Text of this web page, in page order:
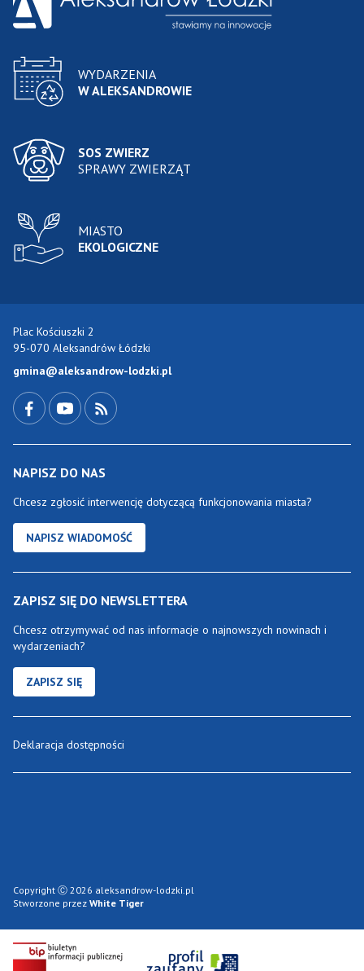
WYDARZENIA
W ALEKSANDROWIE
SOS ZWIERZ
SPRAWY ZWIERZĄT
MIASTO
EKOLOGICZNE
Plac Kościuszki 2
95-070 Aleksandrów Łódzki
gmina@aleksandrow-lodzki.pl
NAPISZ DO NAS
Chcesz zgłosić interwencję dotyczącą funkcjonowania miasta?
NAPISZ WIADOMOŚĆ
ZAPISZ SIĘ DO NEWSLETTERA
Chcesz otrzymywać od nas informacje o najnowszych nowinach i
wydarzeniach?
ZAPISZ SIĘ
Deklaracja dostępności
Copyright Ⓒ 2026 aleksandrow-lodzki.pl
Stworzone przez White Tiger